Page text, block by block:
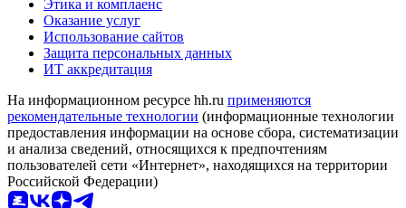
Этика и комплаенс
Оказание услуг
Использование сайтов
Защита персональных данных
ИТ аккредитация
На информационном ресурсе hh.ru применяются
рекомендательные технологии (информационные технологии
предоставления информации на основе сбора, систематизации
и анализа сведений, относящихся к предпочтениям
пользователей сети «Интернет», находящихся на территории
Российской Федерации)